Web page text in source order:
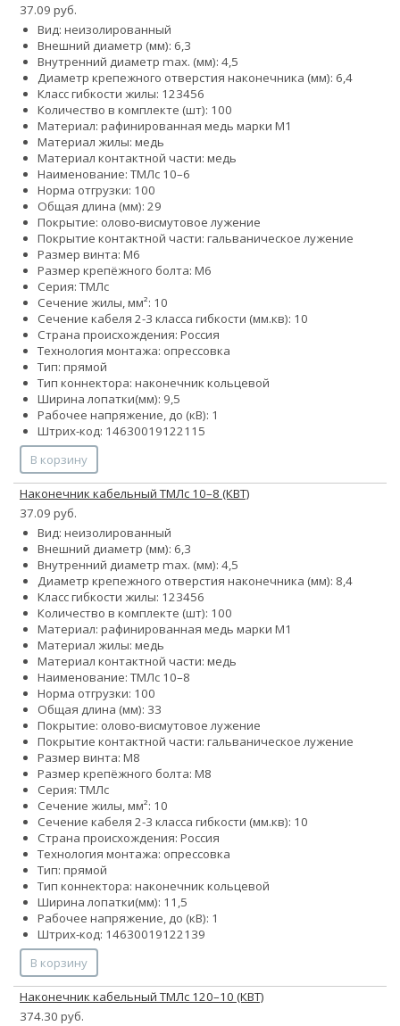
37.09 руб.
Вид: неизолированный
Внешний диаметр (мм): 6,3
Внутренний диаметр max. (мм): 4,5
Диаметр крепежного отверстия наконечника (мм): 6,4
Класс гибкости жилы: 123456
Количество в комплекте (шт): 100
Материал: рафинированная медь марки М1
Материал жилы: медь
Материал контактной части: медь
Наименование: ТМЛс 10–6
Норма отгрузки: 100
Общая длина (мм): 29
Покрытие: олово-висмутовое лужение
Покрытие контактной части: гальваническое лужение
Размер винта: М6
Размер крепёжного болта: М6
Серия: ТМЛс
Сечение жилы, мм²: 10
Сечение кабеля 2-3 класса гибкости (мм.кв): 10
Страна происхождения: Россия
Технология монтажа: опрессовка
Тип: прямой
Тип коннектора: наконечник кольцевой
Ширина лопатки(мм): 9,5
Рабочее напряжение, до (кВ): 1
Штрих-код: 14630019122115
В корзину
Наконечник кабельный ТМЛс 10–8 (КВТ)
37.09 руб.
Вид: неизолированный
Внешний диаметр (мм): 6,3
Внутренний диаметр max. (мм): 4,5
Диаметр крепежного отверстия наконечника (мм): 8,4
Класс гибкости жилы: 123456
Количество в комплекте (шт): 100
Материал: рафинированная медь марки М1
Материал жилы: медь
Материал контактной части: медь
Наименование: ТМЛс 10–8
Норма отгрузки: 100
Общая длина (мм): 33
Покрытие: олово-висмутовое лужение
Покрытие контактной части: гальваническое лужение
Размер винта: М8
Размер крепёжного болта: М8
Серия: ТМЛс
Сечение жилы, мм²: 10
Сечение кабеля 2-3 класса гибкости (мм.кв): 10
Страна происхождения: Россия
Технология монтажа: опрессовка
Тип: прямой
Тип коннектора: наконечник кольцевой
Ширина лопатки(мм): 11,5
Рабочее напряжение, до (кВ): 1
Штрих-код: 14630019122139
В корзину
Наконечник кабельный ТМЛс 120–10 (КВТ)
374.30 руб.